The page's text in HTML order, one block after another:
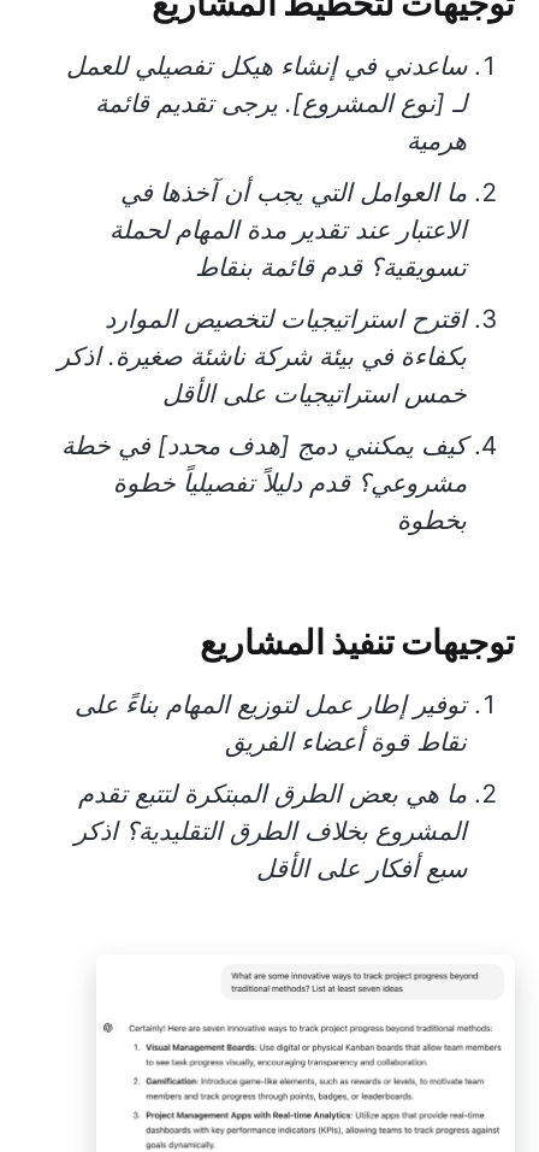
ساعدني في إنشاء هيكل تفصيلي للعمل
لـ [نوع المشروع]. يرجى تقديم قائمة
هرمية
ما العوامل التي يجب أن آخذها في
الاعتبار عند تقدير مدة المهام لحملة
تسويقية؟ قدم قائمة بنقاط
اقترح استراتيجيات لتخصيص الموارد
بكفاءة في بيئة شركة ناشئة صغيرة. اذكر
خمس استراتيجيات على الأقل
كيف يمكنني دمج [هدف محدد] في خطة
مشروعي؟ قدم دليلاً تفصيلياً خطوة
بخطوة
توجيهات تنفيذ المشاريع
توفير إطار عمل لتوزيع المهام بناءً على
نقاط قوة أعضاء الفريق
ما هي بعض الطرق المبتكرة لتتبع تقدم
المشروع بخلاف الطرق التقليدية؟ اذكر
سبع أفكار على الأقل